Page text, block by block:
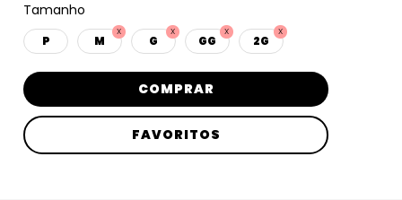
Tamanho
P M G GG 2G
COMPRAR
FAVORITOS